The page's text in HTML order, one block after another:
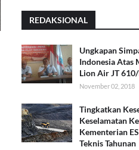
REDAKSIONAL
Ungkapan
Indonesia Atas
Lion Air JT
November 02, 2018
Tingkatkan
Keselamatan
Kementerian
Teknis Tahunan